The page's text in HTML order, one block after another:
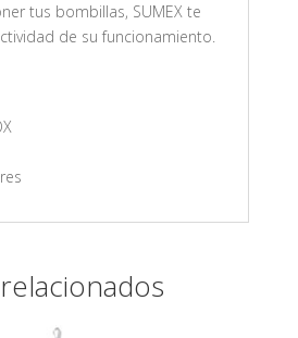
tus bombillas, SUMEX te
de su funcionamiento.